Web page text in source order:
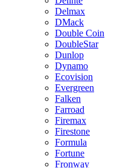
Delmax
DMack
Double Coin
DoubleStar
Dunlop
Dynamo
Ecovision
Evergreen
Falken
Farroad
Firemax
Firestone
Formula
Fortune
Fronway